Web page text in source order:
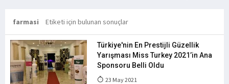
farmasi Etiketi için bulunan sonuçlar
Türkiye'nin En Prestijli Güzellik
Yarışması Miss Turkey 2021’in Ana
Sponsoru Belli Oldu
23 May 2021